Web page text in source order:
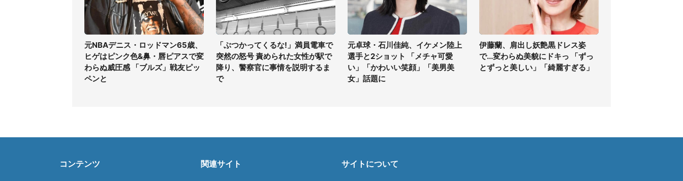
元NBAデニス・ロッドマン65歳、
ヒゲはピンク色&鼻・唇ピアスで変
わらぬ威圧感 「ブルズ」戦友ピッ
ペンと
「ぶつかってくるな!」満員電車で
突然の怒号 責められた女性が駅で
降り、警察官に事情を説明するま
で
元卓球・石川佳純、イケメン陸上
選手と2ショット 「メチャ可愛
い」「かわいい笑顔」「美男美
女」話題に
伊藤蘭、肩出し妖艶黒ドレス姿
で...変わらぬ美貌にドキっ 「ずっ
とずっと美しい」「綺麗すぎる」
コンテンツ 関連サイト サイトについて